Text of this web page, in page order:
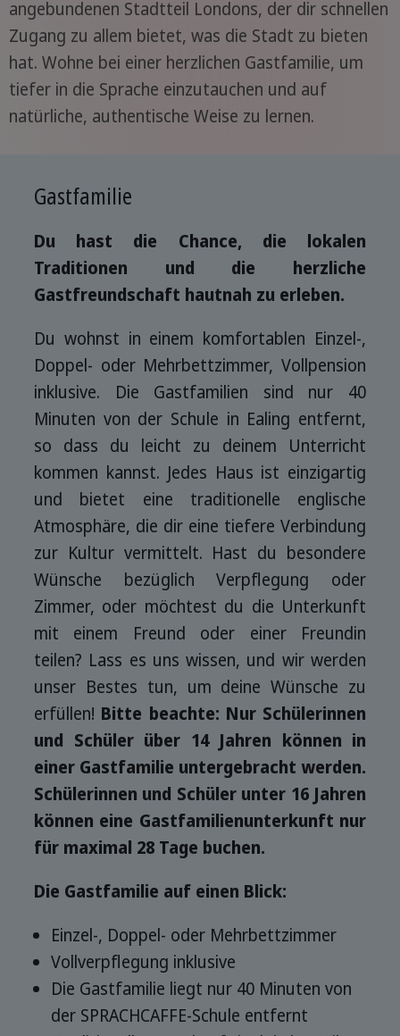
angebundenen Stadtteil Londons, der dir schnellen
Zugang zu allem bietet, was die Stadt zu bieten
hat. Wohne bei einer herzlichen Gastfamilie, um
tiefer in die Sprache einzutauchen und auf
natürliche, authentische Weise zu lernen.
Gastfamilie
Du hast die Chance, die lokalen
Traditionen und die herzliche
Gastfreundschaft hautnah zu erleben.
Du wohnst in einem komfortablen Einzel-,
Doppel- oder Mehrbettzimmer, Vollpension
inklusive. Die Gastfamilien sind nur 40
Minuten von der Schule in Ealing entfernt,
so dass du leicht zu deinem Unterricht
kommen kannst. Jedes Haus ist einzigartig
und bietet eine traditionelle englische
Atmosphäre, die dir eine tiefere Verbindung
zur Kultur vermittelt. Hast du besondere
Wünsche bezüglich Verpflegung oder
Zimmer, oder möchtest du die Unterkunft
mit einem Freund oder einer Freundin
teilen? Lass es uns wissen, und wir werden
unser Bestes tun, um deine Wünsche zu
erfüllen! Bitte beachte: Nur Schülerinnen
und Schüler über 14 Jahren können in
einer Gastfamilie untergebracht werden.
Schülerinnen und Schüler unter 16 Jahren
können eine Gastfamilienunterkunft nur
für maximal 28 Tage buchen.
Die Gastfamilie auf einen Blick:
Einzel-, Doppel- oder Mehrbettzimmer
Vollverpflegung inklusive
Die Gastfamilie liegt nur 40 Minuten von
der SPRACHCAFFE-Schule entfernt